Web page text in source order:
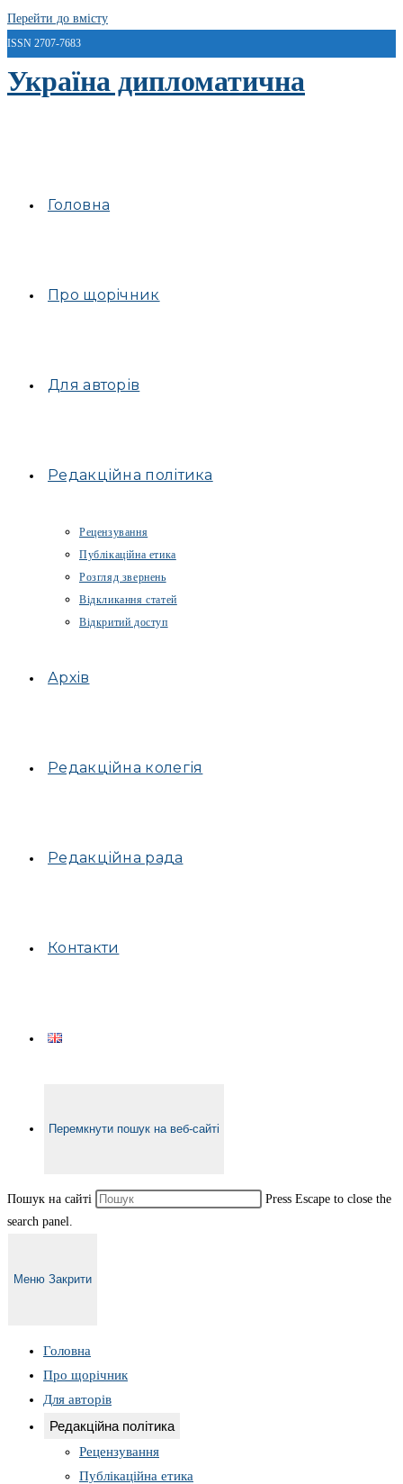
Перейти до вмісту
ISSN 2707-7683
Україна дипломатична
Головна
Про щорічник
Для авторів
Редакційна політика
Рецензування
Публікаційна етика
Розгляд звернень
Відкликання статей
Відкритий доступ
Архів
Редакційна колегія
Редакційна рада
Контакти
Перемкнути пошук на веб-сайті
Пошук на сайті
Press Escape to close the
search panel.
Меню Закрити
Головна
Про щорічник
Для авторів
Редакційна політика
Рецензування
Публікаційна етика